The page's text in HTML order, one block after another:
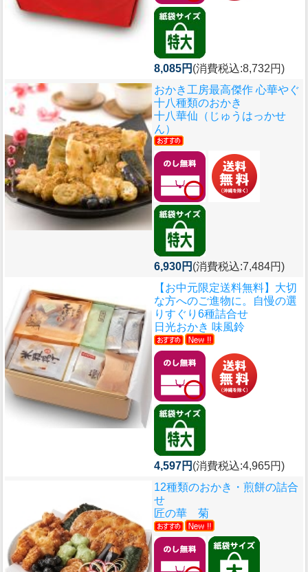
8,085円 (消費税込:8,732円)
おかき工房最高傑作 心華やぐ
十八種類のおかき
十八華仙（じゅうはっかせ
ん）
6,930円 (消費税込:7,484円)
【お中元限定送料無料】大切
な方へのご進物に。自慢の選
りすぐり6種詰合せ
日光おかき 味風鈴
4,597円 (消費税込:4,965円)
12種類のおかき・煎餅の詰合
せ
匠の華 菊